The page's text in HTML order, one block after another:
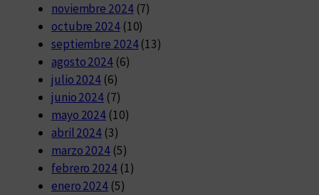
noviembre 2024(7)
octubre 2024(10)
septiembre 2024(13)
agosto 2024(6)
julio 2024 (6)
junio 2024 (7)
mayo 2024 (10)
abril 2024 (3)
marzo 2024 (5)
febrero 2024(1)
enero 2024 (5)